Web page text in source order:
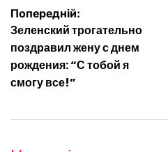
Навігація
записів
Попередній:
Зеленский трогательно
поздравил жену с днем
рождения: “С тобой я
смогу все!”